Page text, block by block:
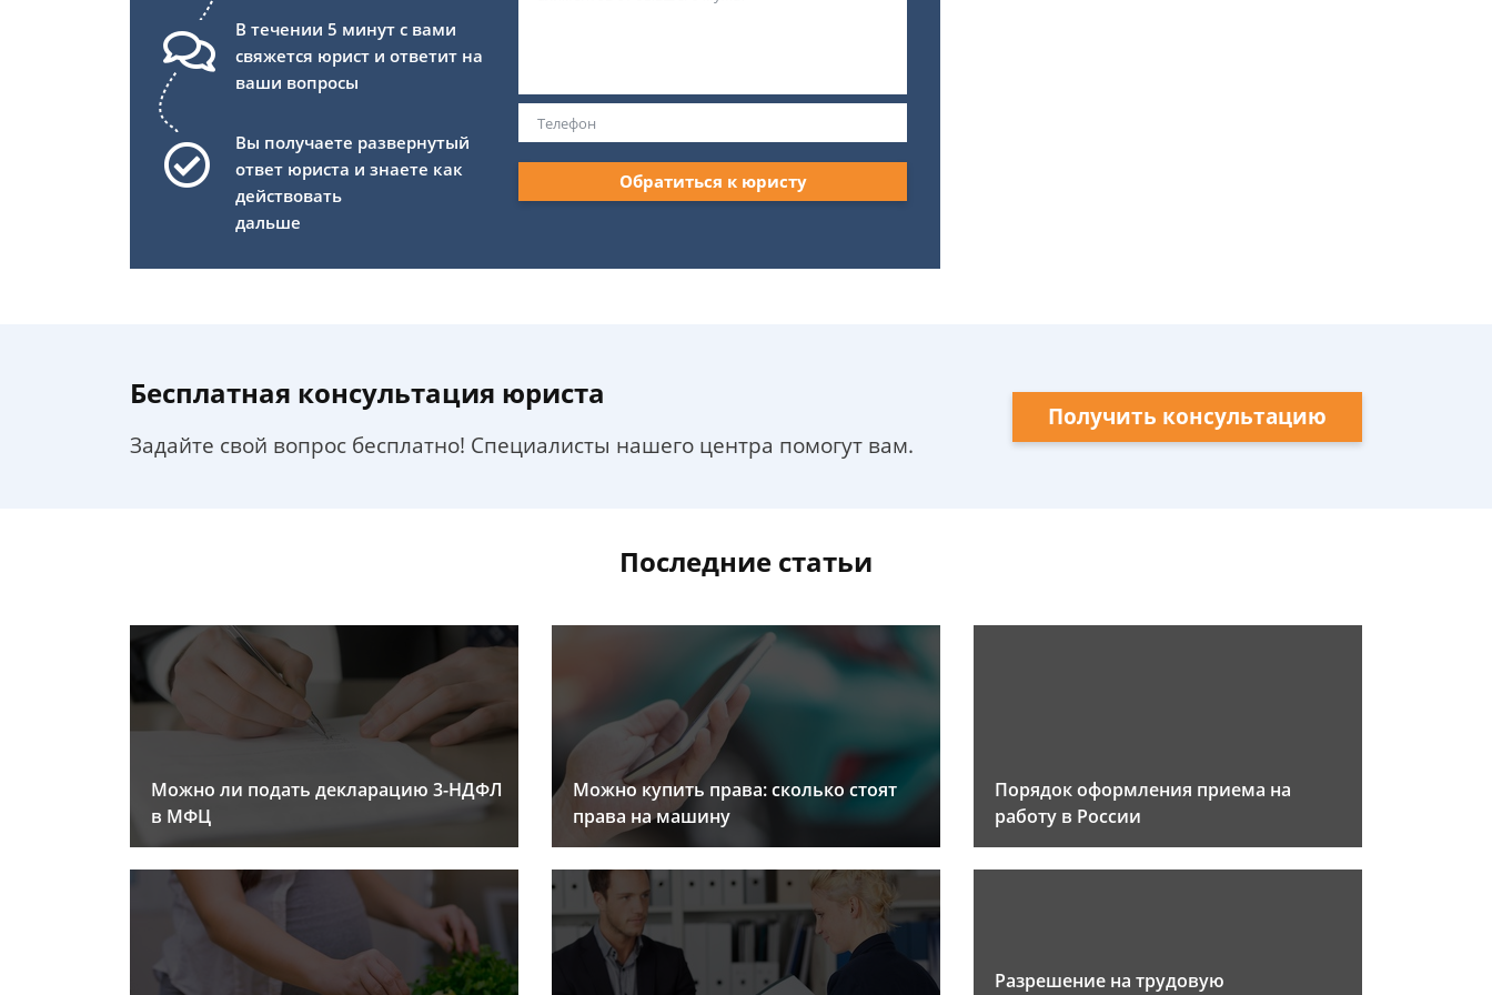
В течении 5 минут с вами
свяжется юрист и ответит на
ваши вопросы
Вы получаете развернутый
ответ юриста и знаете как
действовать
дальше
Обратиться к юристу
Бесплатная консультация юриста
Задайте свой вопрос бесплатно! Специалисты нашего центра помогут вам.
Получить консультацию
Последние статьи
Можно ли подать декларацию 3-НДФЛ
в МФЦ
Можно купить права: сколько стоят
права на машину
Порядок оформления приема на
работу в России
Разрешение на трудовую